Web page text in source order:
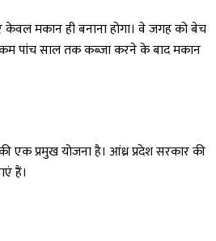
केवल मकान ही बनाना होगा। वे जगह को बेच
पांच साल तक कब्जा करने के बाद मकान
एक प्रमुख योजना है। आंध्र प्रदेश सरकार की
हैं।